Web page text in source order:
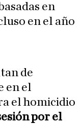
en
en el año
de
en el
el homicidio
por el